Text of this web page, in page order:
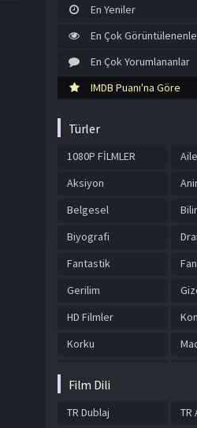
En Yeniler
En Çok
En Çok Yorumlananlar
IMDB Puanı'na Göre
Türler
1080P FİLMLER
Aile
Aksiyon
Belgesel
Biyografi
Fantastik
Gerilim
HD Filmler
Korku
Film Dili
TR Dublaj TR